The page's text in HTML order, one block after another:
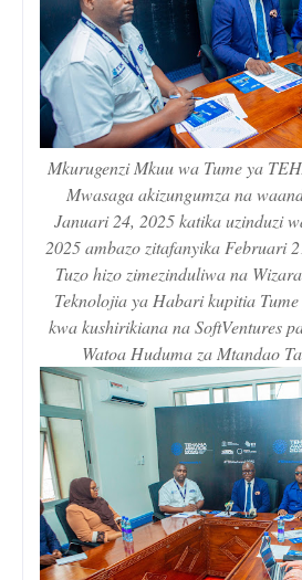
Mkurugenzi Mkuu wa Tume ya
Mwasaga akizungumza na
Januari 24, 2025 katika uzinduzi
2025 ambazo zitafanyika Februari
Tuzo hizo zimezinduliwa na
Teknolojia ya Habari kupitia
kwa kushirikiana na SoftVentures
Watoa Huduma za Mtandao